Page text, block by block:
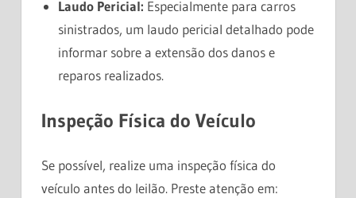
Laudo Pericial: Especialmente para carros
sinistrados, um laudo pericial detalhado pode
informar sobre a extensão dos danos e
reparos realizados.
Inspeção Física do Veículo
Se possível, realize uma inspeção física do
veículo antes do leilão. Preste atenção em: